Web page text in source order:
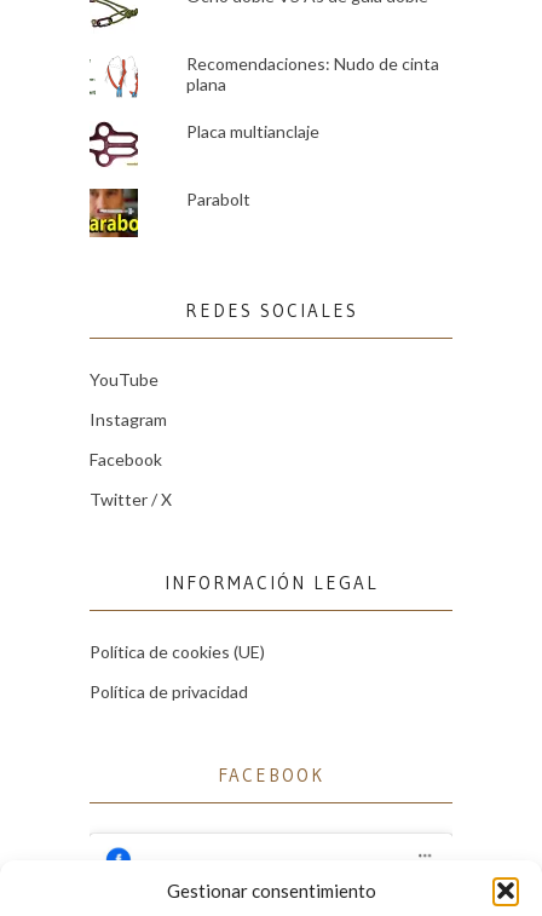
Gestionar consentimiento
Recomendaciones: Nudo de cinta
plana
Placa multianclaje
Parabolt
REDES SOCIALES
YouTube
Instagram
Facebook
Twitter / X
INFORMACIÓN LEGAL
Política de cookies (UE)
Política de privacidad
FACEBOOK